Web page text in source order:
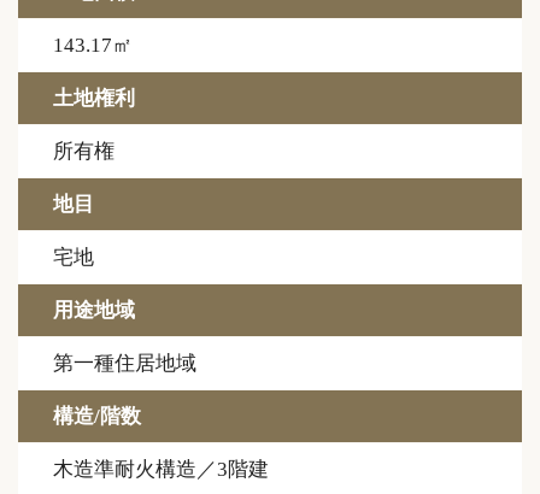
143.17㎡
土地権利
所有権
地目
宅地
用途地域
第一種住居地域
構造/階数
木造準耐火構造／3階建